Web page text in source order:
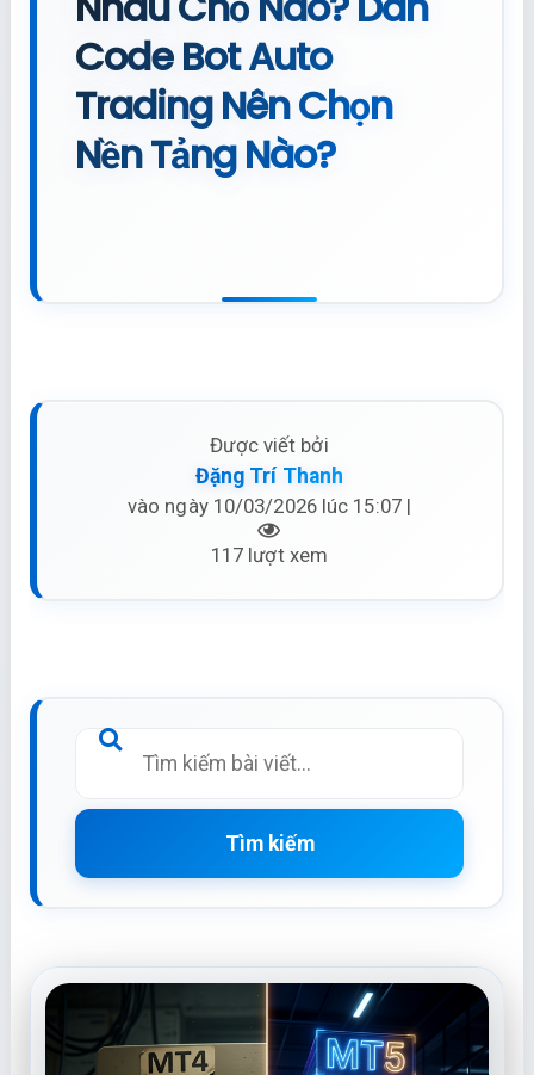
Code Bot Auto
Trading Nên Chọn
Nền Tảng Nào?
Được viết bởi
Đặng Trí Thanh
vào ngày 10/03/2026 lúc 15:07 |
117 lượt xem
Tìm kiếm